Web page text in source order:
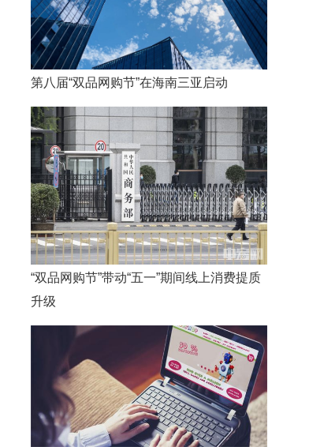
第八届“双品网购节”在海南三亚启动
“双品网购节”带动“五一”期间线上消费提质
升级